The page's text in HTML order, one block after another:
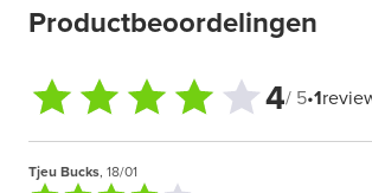
Productbeoordelingen
4/ 5•1
Tjeu Bucks, 18/01